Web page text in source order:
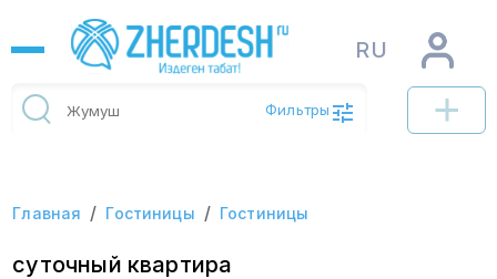
RU
Фильтры
Главная / Гостиницы / Гостиницы
суточный квартира